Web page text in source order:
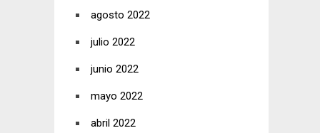
agosto 2022
julio 2022
junio 2022
mayo 2022
abril 2022